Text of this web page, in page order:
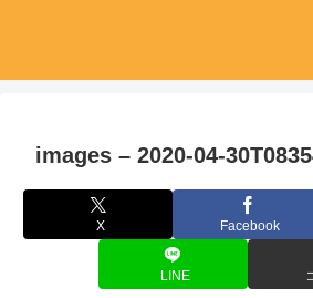
images – 2020-04-
X Facebook
LINE